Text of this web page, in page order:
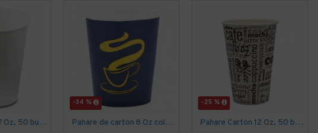
Pahare Carton 7 Oz, 50 buc/set
-34 %
Pahare de carton 8 Oz color (236 ml), 50 buc/set
-25 %
Pahare Carton 12 Oz, 50 buc/set